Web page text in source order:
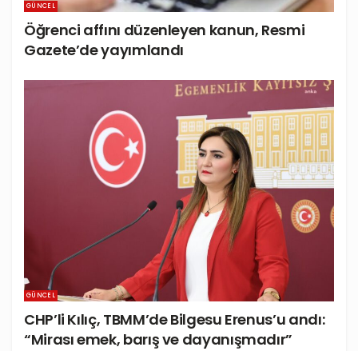
GÜNCEL
Öğrenci affını düzenleyen kanun, Resmi
Gazete’de yayımlandı
GÜNCEL
CHP’li Kılıç, TBMM’de Bilgesu Erenus’u andı:
“Mirası emek, barış ve dayanışmadır”